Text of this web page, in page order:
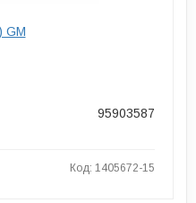
GM
95903587
Код: 1405672-15